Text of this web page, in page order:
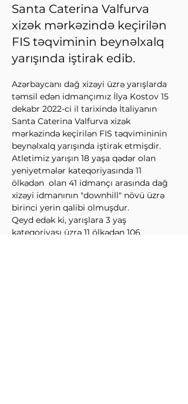
Santa Caterina Valfurva
xizək mərkəzində keçirilən
FIS təqviminin beynəlxalq
yarışında iştirak edib.
Azərbaycanı dağ xizəyi üzrə yarışlarda
təmsil edən idmançımız İlya Kostov 15
dekabr 2022-ci il tarixində İtaliyanın
Santa Caterina Valfurva xizək
mərkəzində keçirilən FIS təqvimininin
beynəlxalq yarışında iştirak etmişdir.
Atletimiz yarışın 18 yaşa qədər olan
yeniyetmələr kateqoriyasında 11
ölkədən  olan 41 idmançı arasında dağ
xizəyi idmanının "downhill" növü üzrə
birinci yerin qalibi olmuşdur.
Qeyd edək ki, yarışlara 3 yaş
kateqoriyası üzrə 11 ölkədən 106